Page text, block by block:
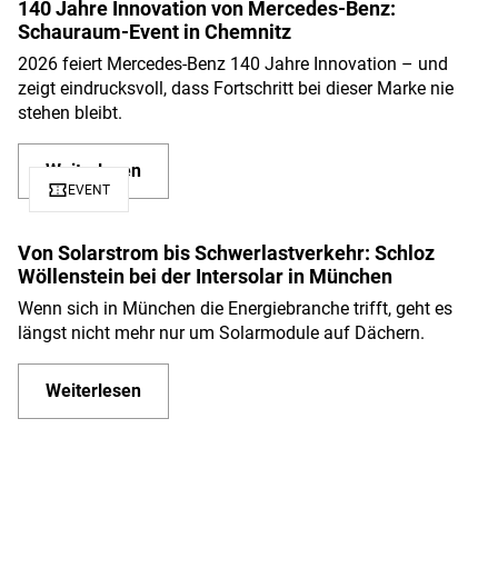
140 Jahre Innovation von Mercedes-Benz:
Schauraum-Event in Chemnitz
2026 feiert Mercedes-Benz 140 Jahre Innovation – und
zeigt eindrucksvoll, dass Fortschritt bei dieser Marke nie
Weiterlesen
confirmation_numberEVENT
Von Solarstrom bis Schwerlastverkehr: Schloz
Wöllenstein bei der Intersolar in München
Wenn sich in München die Energiebranche trifft, geht es
Weiterlesen